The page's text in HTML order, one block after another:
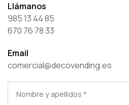
Llámanos
985 13 44 85
670 76 78 33
Email
comercial@decovending.es